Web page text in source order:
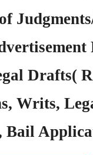
Drafts(
Writs,
Bail